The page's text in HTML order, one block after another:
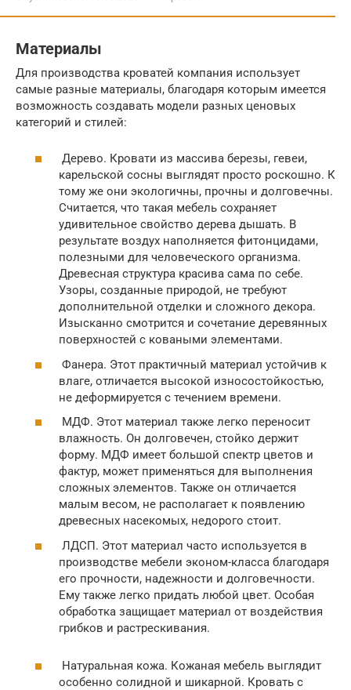
Материалы
Для производства кроватей компания использует
самые разные материалы, благодаря которым имеется
возможность создавать модели разных ценовых
категорий и стилей:
Дерево. Кровати из массива березы, гевеи,
карельской сосны выглядят просто роскошно. К
тому же они экологичны, прочны и долговечны.
Считается, что такая мебель сохраняет
удивительное свойство дерева дышать. В
результате воздух наполняется фитонцидами,
полезными для человеческого организма.
Древесная структура красива сама по себе.
Узоры, созданные природой, не требуют
дополнительной отделки и сложного декора.
Изысканно смотрится и сочетание деревянных
поверхностей с коваными элементами.
Фанера. Этот практичный материал устойчив к
влаге, отличается высокой износостойкостью,
не деформируется с течением времени.
МДФ. Этот материал также легко переносит
влажность. Он долговечен, стойко держит
форму. МДФ имеет большой спектр цветов и
фактур, может применяться для выполнения
сложных элементов. Также он отличается
малым весом, не располагает к появлению
древесных насекомых, недорого стоит.
ЛДСП. Этот материал часто используется в
производстве мебели эконом-класса благодаря
его прочности, надежности и долговечности.
Ему также легко придать любой цвет. Особая
обработка защищает материал от воздействия
грибков и растрескивания.
Натуральная кожа. Кожаная мебель выглядит
особенно солидной и шикарной. Кровать с